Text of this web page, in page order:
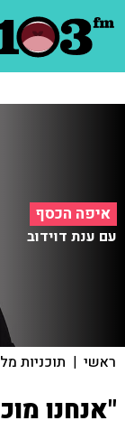
איפה הכסף
עם ענת דוידוב
ראשי | תוכניות
"אנחנו